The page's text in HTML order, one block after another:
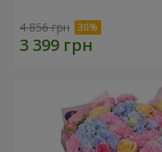
4 856 грн